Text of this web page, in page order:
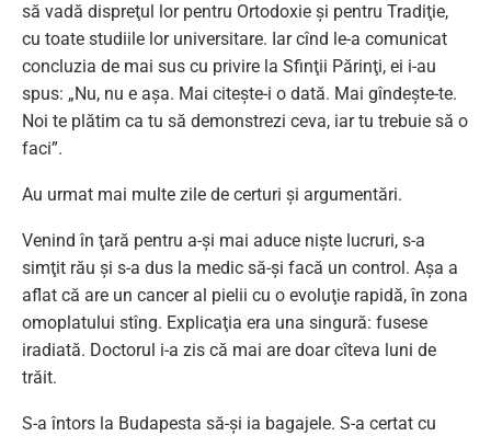
să vadă dispreţul lor pentru Ortodoxie şi pentru Tradiţie,
cu toate studiile lor universitare. Iar cînd le-a comunicat
concluzia de mai sus cu privire la Sfinţii Părinţi, ei i-au
spus: „Nu, nu e aşa. Mai citeşte-i o dată. Mai gîndeşte-te.
Noi te plătim ca tu să demonstrezi ceva, iar tu trebuie să o
faci”.
Au urmat mai multe zile de certuri şi argumentări.
Venind în ţară pentru a-şi mai aduce nişte lucruri, s-a
simţit rău şi s-a dus la medic să-şi facă un control. Aşa a
aflat că are un cancer al pielii cu o evoluţie rapidă, în zona
omoplatului stîng. Explicaţia era una singură: fusese
iradiată. Doctorul i-a zis că mai are doar cîteva luni de
trăit.
S-a întors la Budapesta să-şi ia bagajele. S-a certat cu